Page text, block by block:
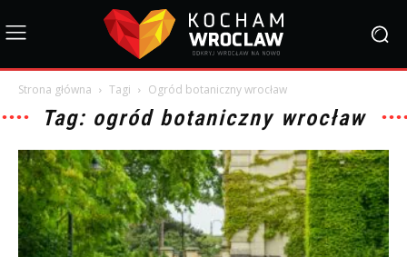
Strona główna Tagi Ogród botaniczny wrocław
Tag: ogród botaniczny wrocław